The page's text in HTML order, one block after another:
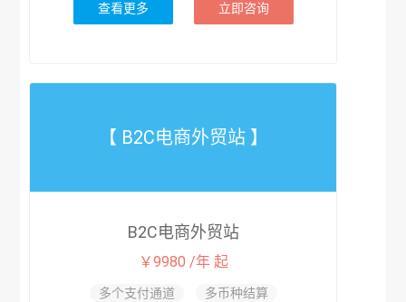
查看更多 立即咨询
【 B2C电商外贸站 】
B2C电商外贸站
￥9980 /年 起
多个支付通道
多币种结算